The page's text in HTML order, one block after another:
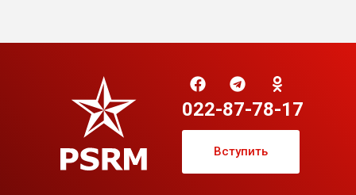
022-87-78-17
Вступить